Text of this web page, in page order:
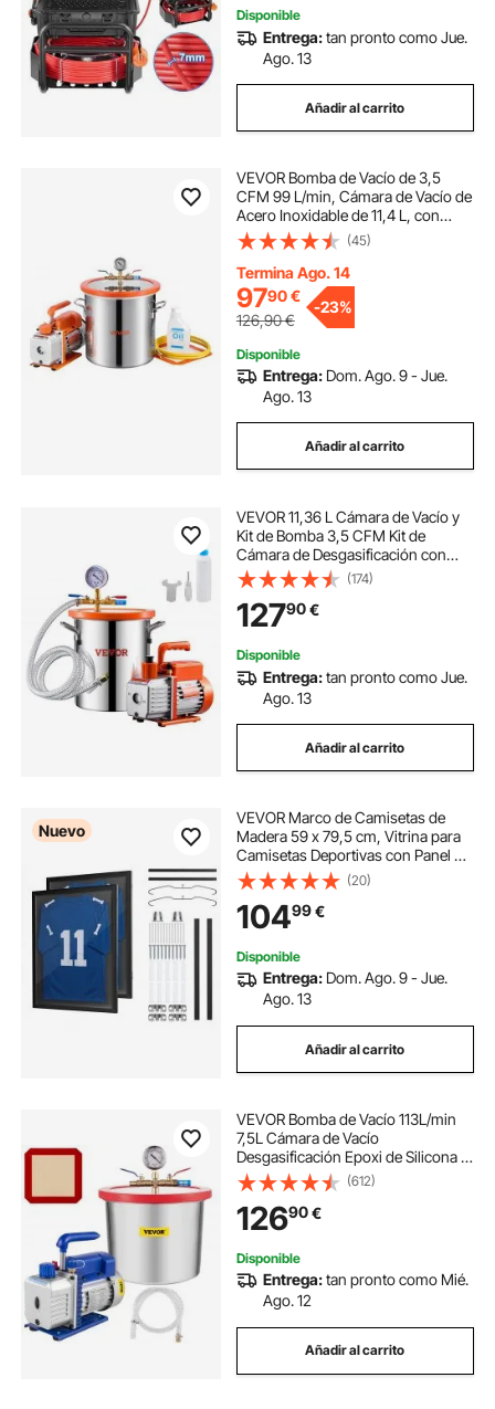
Disponible
Entrega:tan pronto como Jue.
Ago. 13
Añadir al carrito
VEVOR Bomba de Vacío de 3,5
CFM 99 L/min, Cámara de Vacío de
Acero Inoxidable de 11,4 L, con
Tapa de Vidrio Templado, Botella de
Aceite de 200 ml y Manguera de 1,5
m, Para Estabilización de Madera
(45)
Termina Ago. 14
9790€
126,90€
-23%
Disponible
Entrega: Dom. Ago. 9 - Jue.
Ago. 13
Añadir al carrito
VEVOR 11,36 L Cámara de Vacío y
Kit de Bomba 3,5 CFM Kit de
Cámara de Desgasificación con
Bomba de Vacío de Una Etapa con
Tapa de Acrílico, Aceite, Manguera
para Desgasificar Resinas, Siliconas
(174)
12790€
Disponible
Entrega:tan pronto como Jue.
Ago. 13
Añadir al carrito
Nuevo
VEVOR Marco de Camisetas de
Madera 59 x 79,5 cm, Vitrina para
Camisetas Deportivas con Panel de
Policarbonato con Protección UV,
Expositor para Uniformes de
Baloncesto, Fútbol, 2 Piezas, Negro
(20)
10499€
Disponible
Entrega: Dom. Ago. 9 - Jue.
Ago. 13
Añadir al carrito
VEVOR Bomba de Vacío 113L/min
7,5L Cámara de Vacío
Desgasificación Epoxi de Silicona 4
CFM 1/3Hp Bomba de Vacío de Una
Sola Etapa HVAC Herramientas de
Aire para Desespumar Silicona,
Epoxi, Poliuretano
(612)
12690€
Disponible
Entrega:tan pronto como Mié.
Ago. 12
Añadir al carrito